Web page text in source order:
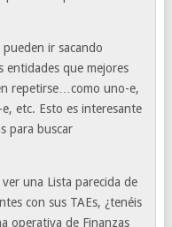
ir sacando
entidades que mejores
repetirse…como uno-e,
etc. Esto es interesante
para buscar
una Lista parecida de
con sus TAEs, ¿tenéis
operativa de Finanzas